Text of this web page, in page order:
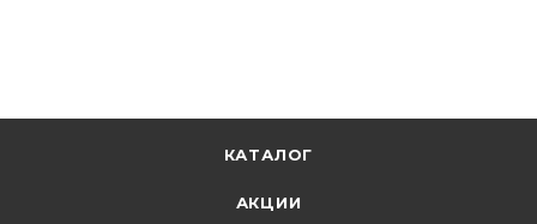
КАТАЛОГ
АКЦИИ